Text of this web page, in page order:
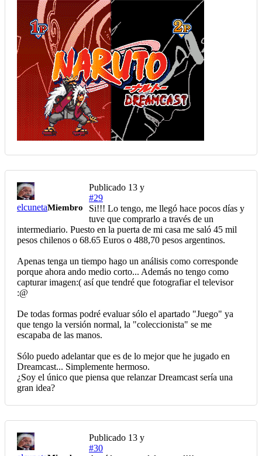
elcunetaMiembro
Publicado 13 y
#29
Si!!! Lo tengo, me llegó hace pocos días y
tuve que comprarlo a través de un
intermediario. Puesto en la puerta de mi casa me saló 45 mil
pesos chilenos o 68.65 Euros o 488,70 pesos argentinos.
Apenas tenga un tiempo hago un análisis como corresponde
porque ahora ando medio corto... Además no tengo como
capturar imagen:( así que tendré que fotografiar el televisor
:@
De todas formas podré evaluar sólo el apartado "Juego" ya
que tengo la versión normal, la "coleccionista" se me
escapaba de las manos.
Sólo puedo adelantar que es de lo mejor que he jugado en
Dreamcast... Simplemente hermoso.
¿Soy el único que piensa que relanzar Dreamcast sería una
gran idea?
Publicado 13 y
#30